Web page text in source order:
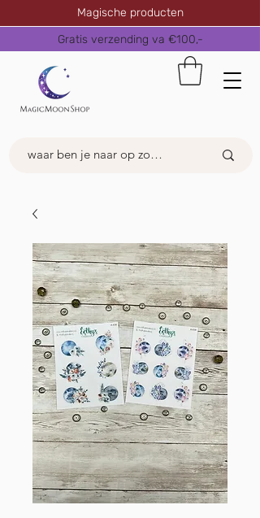
Magische producten
Gratis verzending va €100,-